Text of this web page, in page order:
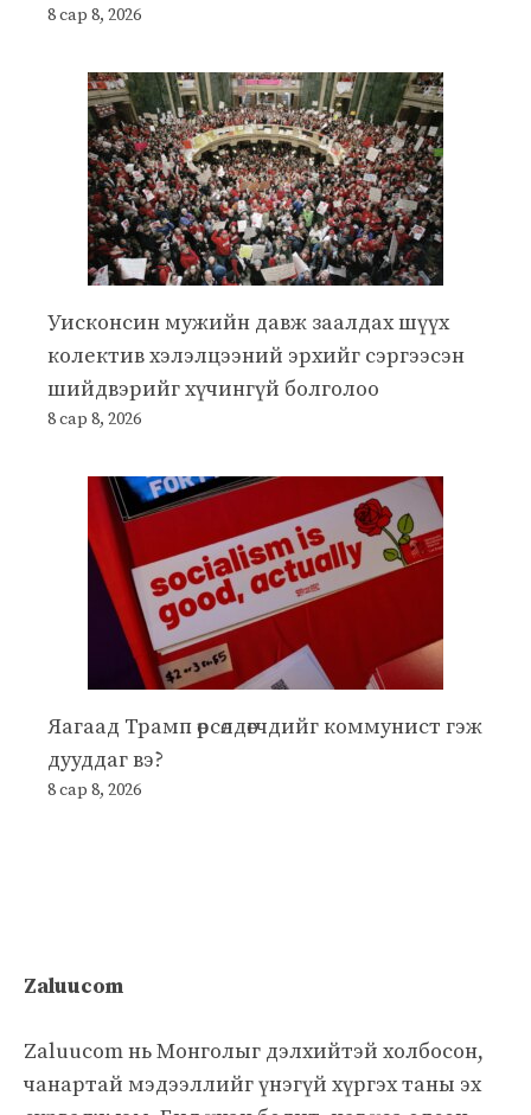
8 сар 8, 2026
Уисконсин мужийн давж заалдах шүүх
колектив хэлэлцээний эрхийг сэргээсэн
шийдвэрийг хүчингүй болголоо
8 сар 8, 2026
Яагаад Трамп өрсөлдөгчдийг коммунист гэж
дууддаг вэ?
8 сар 8, 2026
Zaluucom
Zaluucom нь Монголыг дэлхийтэй холбосон,
чанартай мэдээллийг үнэгүй хүргэх таны эх